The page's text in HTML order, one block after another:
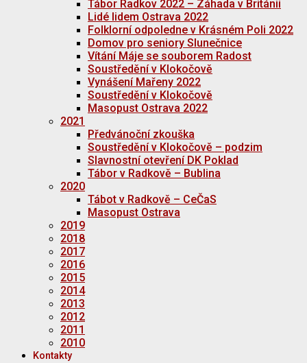
Tábor Radkov 2022 – Záhada v Británii
Lidé lidem Ostrava 2022
Folklorní odpoledne v Krásném Poli 2022
Domov pro seniory Slunečnice
Vítání Máje se souborem Radost
Soustředění v Klokočově
Vynášení Mařeny 2022
Soustředění v Klokočově
Masopust Ostrava 2022
2021
Předvánoční zkouška
Soustředění v Klokočově – podzim
Slavnostní otevření DK Poklad
Tábor v Radkově – Bublina
2020
Tábot v Radkově – CeČaS
Masopust Ostrava
2019
2018
2017
2016
2015
2014
2013
2012
2011
2010
Kontakty